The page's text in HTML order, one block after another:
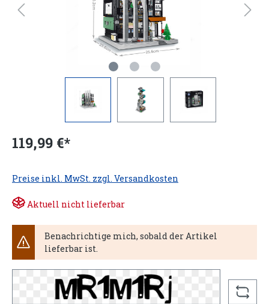
119,99 €*
Preise inkl. MwSt. zzgl. Versandkosten
Aktuell nicht lieferbar
Benachrichtige mich, sobald der Artikel
lieferbar ist.